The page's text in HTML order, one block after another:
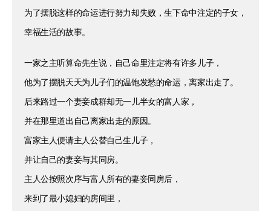
为了摆脱这样的命运进行努力却失败，生下命中注定的子女，
幸福生活的故事。
一家之主听算命先生说，自己命里注定将有许多儿子，
他为了摆脱天天为儿子们的温饱发愁的命运，离家出走了。
后来路过一个妻妾成群却无一儿半女的富人家，
并在那里道出自己离家出走的原因。
富家主人便请主人公替自己生儿子，
并让自己的妻妾与其同房。
主人公按照次序与富人所有的妻妾同房后，
来到了最小媳妇的房间里，